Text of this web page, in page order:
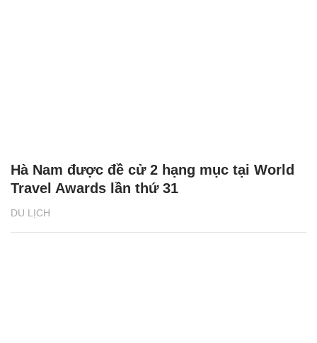
DU LỊCH
Hà Nam được đề cử 2 hạng mục tại World
Travel Awards lần thứ 31